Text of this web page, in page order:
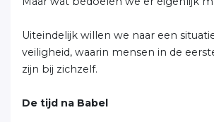
Uiteindelijk willen we naar een
veiligheid, waarin mensen in de
zijn bij zichzelf.
De tijd na Babel